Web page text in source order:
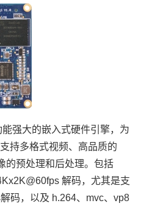
强大的嵌入式硬件引擎，为
持多格式视频、高品质的
的预处理和后处理。包括
解码，尤其是支
码，以及 h.264、mvc、vp8